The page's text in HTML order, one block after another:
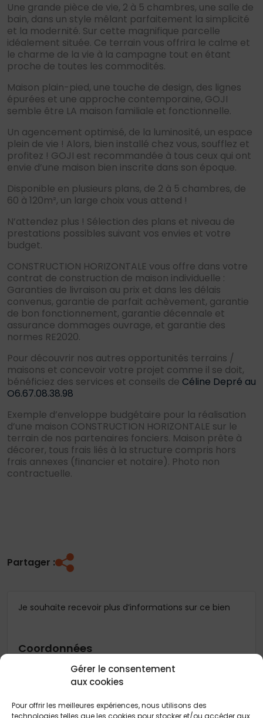
Gérer le consentement
aux cookies
Pour offrir les meilleures expériences, nous utilisons des
technologies telles que les cookies pour stocker et/ou accéder aux
Une grande pièce de vie, 2 à 5 chambres, une salle de
bain, dans un style mêlant parfaitement la simplicité
et la modernité. Sur cette magnifique parcelle
idéalement située. Ce terrain vous offrira le calme et
le charme de la vie à la campagne tout en étant
proche de toutes les commodités.
Maison plain-pied, une touche de design, des lignes
épurées et une approche contemporaine, GOJI
semble être LA maison familiale et fonctionnelle.
Un agencement optimisé, de la luminosité, un espace
plein de vie ! Alors, bien installé chez vous, soufflez et
profitez ! GOJI est recommandée à tous ceux qui ont
envie d’une maison bien inscrite dans son époque.
Disponible en plusieurs plans, de 2 à 5 chambres, de
60 à 120m², un large choix vous attend !
N’attendez plus ! Sélection des plans et niveau de
prestations possibles suivant vos envies et votre
budget.
CONSTRUCTION HORIZONTALE vous offre dans votre
contrat de construction de maison individuelle :
Garanties de livraison au prix et dans les délais
convenus, garantie de parfait achèvement, garantie
de bon fonctionnement, garantie décennale et
assurance dommages ouvrage, et garantie des
normes RE2020.
Pour découvrir nos autres opportunités terrains /
maisons et concevoir votre projet comme il se doit,
bénéficiez des services et conseils de Céline Depré au
O6.67.08.38.98
Exemple d’enveloppe budgétaire pour la réalisation
d’une maison CONSTRUCTION HORIZONTALE sur le
terrain de nos partenaires fonciers. Maison prête à
décorer, tous frais liés à la structure compris hors
frais annexes (financier et notaire). Photo non
contractuelle.
Partager :
Je souhaite recevoir plus d’informations sur ce bien
Coordonnées
Monsieur